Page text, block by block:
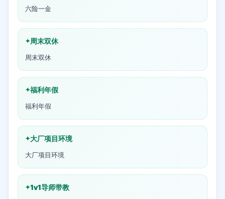
六险一金
周末双休
周末双休
福利年假
福利年假
大厂项目环境
大厂项目环境
1v1导师带教